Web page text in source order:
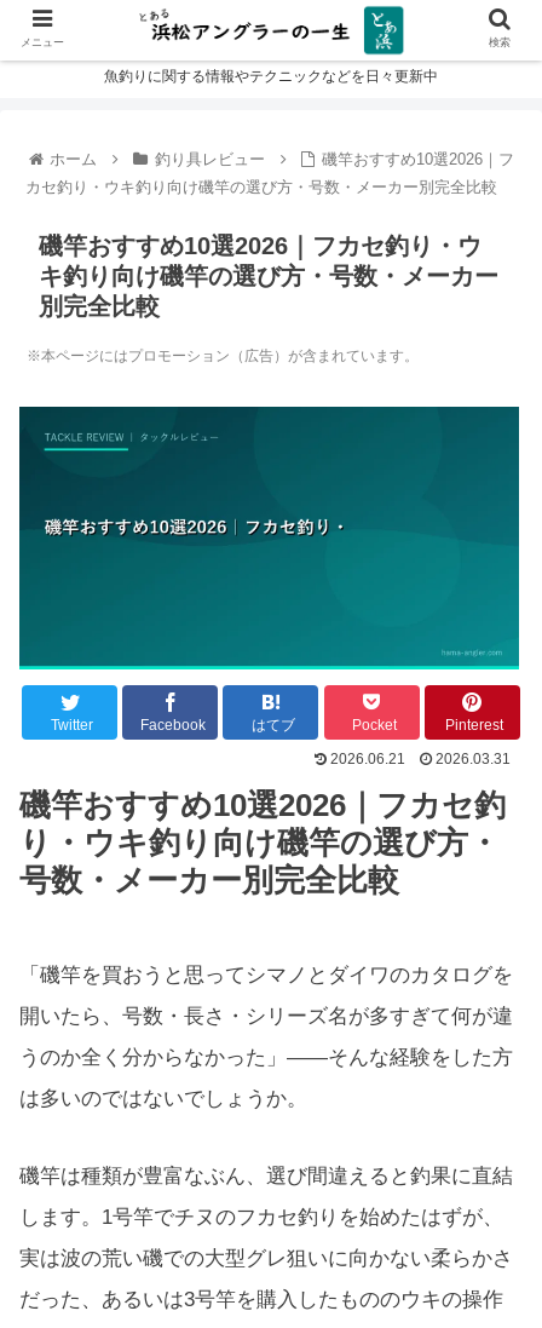
魚釣りに関する情報やテクニックなどを日々更新中
ホーム 釣り具レビュー
磯竿おすすめ10選2026｜フ
カセ釣り・ウキ釣り向け磯竿の選び方・号数・メーカー別完全比較
磯竿おすすめ10選2026｜フカセ釣り・ウ
キ釣り向け磯竿の選び方・号数・メーカー
別完全比較
※本ページにはプロモーション（広告）が含まれています。
Twitter Facebook はてブ Pocket
Pinterest
2026.06.21
2026.03.31
磯竿おすすめ10選2026｜フカセ釣
り・ウキ釣り向け磯竿の選び方・
号数・メーカー別完全比較
「磯竿を買おうと思ってシマノとダイワのカタログを
開いたら、号数・長さ・シリーズ名が多すぎて何が違
うのか全く分からなかった」——そんな経験をした方
は多いのではないでしょうか。
磯竿は種類が豊富なぶん、選び間違えると釣果に直結
します。1号竿でチヌのフカセ釣りを始めたはずが、
実は波の荒い磯での大型グレ狙いに向かない柔らかさ
だった、あるいは3号竿を購入したもののウキの操作
メニュー 検索